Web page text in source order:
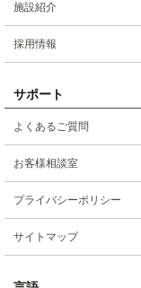
施設紹介
採用情報
サポート
よくあるご質問
お客様相談室
プライバシーポリシー
サイトマップ